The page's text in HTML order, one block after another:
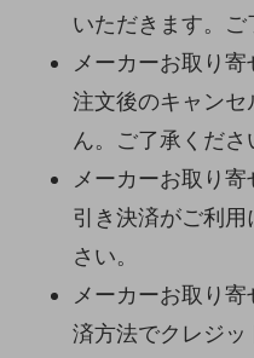
いただきます。ご
メーカーお取り
注文後のキャン
ん。ご了承くださ
メーカーお取り
引き決済がご利
さい。
メーカーお取り
済方法でクレジ